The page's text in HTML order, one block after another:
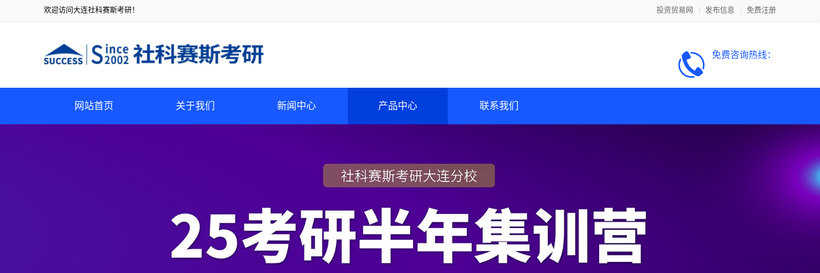
欢迎访问大连社科赛斯考研！ 投资贸易网 发布信息 免费注册
免费咨询热线：
网站首页 关于我们 新闻中心 产品中心 联系我们